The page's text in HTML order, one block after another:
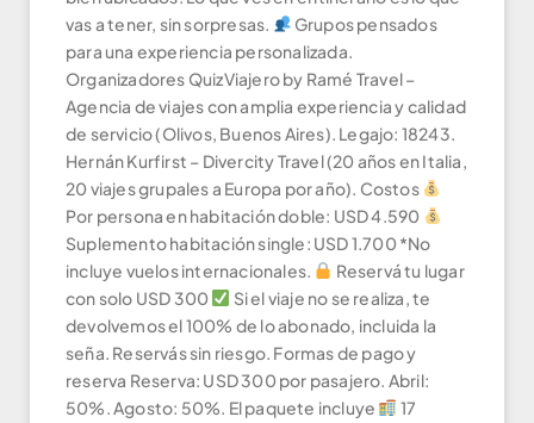
vas a tener, sin sorpresas.
Grupos pensados
para una experiencia personalizada.
Organizadores QuizViajero by Ramé Travel –
Agencia de viajes con amplia experiencia y calidad
de servicio (Olivos, Buenos Aires). Legajo: 18243.
Hernán Kurfirst – Divercity Travel (20 años en Italia,
20 viajes grupales a Europa por año). Costos
Por persona en habitación doble: USD 4.590
Suplemento habitación single: USD 1.700 *No
incluye vuelos internacionales.
Reservá tu lugar
con solo USD 300
Si el viaje no se realiza, te
devolvemos el 100% de lo abonado, incluida la
seña. Reservás sin riesgo. Formas de pago y
reserva Reserva: USD 300 por pasajero. Abril:
50%. Agosto: 50%. El paquete incluye
17